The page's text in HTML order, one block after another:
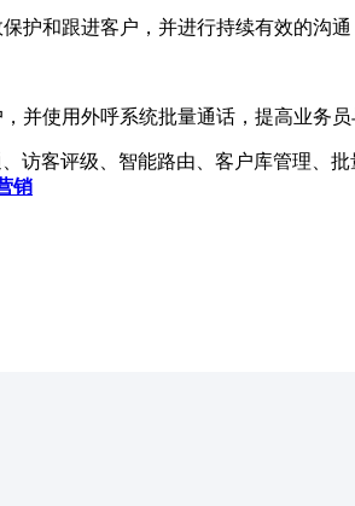
和跟进客户，并进行持续有效的沟通
使用外呼系统批量通话，提高业务员
客评级、智能路由、客户库管理、
销